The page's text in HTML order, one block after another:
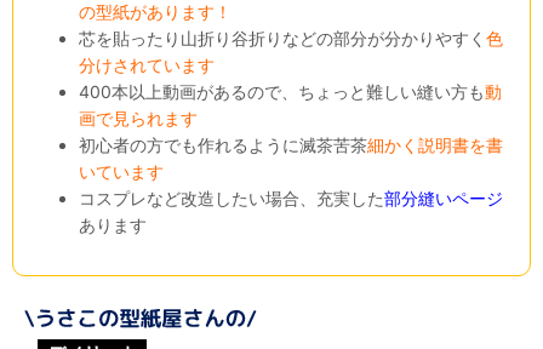
の型紙があります！
芯を貼ったり山折り谷折りなどの部分が分かりやすく色
分けされています
400本以上動画があるので、ちょっと難しい縫い方も動
画で見られます
初心者の方でも作れるように滅茶苦茶細かく説明書を書
いています
コスプレなど改造したい場合、充実した部分縫いページ
あります